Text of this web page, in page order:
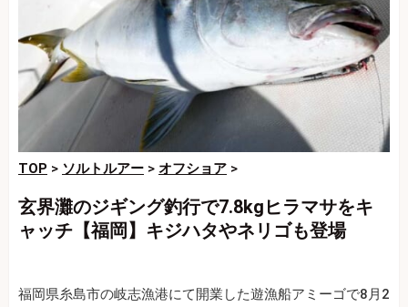
TOP > ソルトルアー > オフショア >
玄界灘のジギング釣行で7.8kgヒラマサをキ
ャッチ【福岡】キジハタやネリゴも登場
福岡県糸島市の岐志漁港にて開業した遊漁船アミーゴで8月2